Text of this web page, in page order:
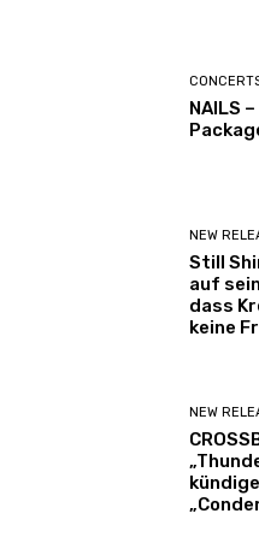
NAILS
NEW
Still
auf
dass
keine
NEW